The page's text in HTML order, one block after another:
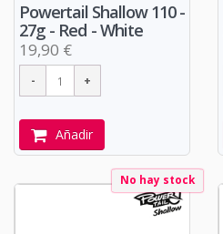
Powertail Shallow 110 -
27g - Red - White
19,90 €
Añadir
No hay stock